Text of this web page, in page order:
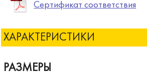
Сертификат соответствия
ХАРАКТЕРИСТИКИ
РАЗМЕРЫ